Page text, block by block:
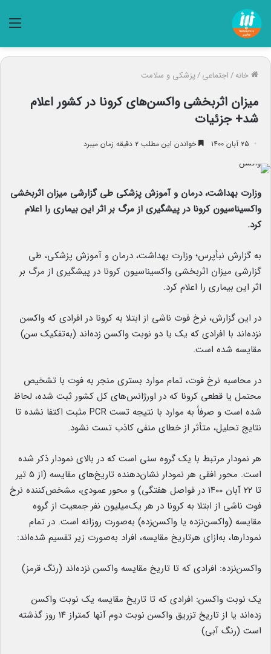
خانه/اجتماعی/پزشکی و سلامت
میزان اثربخشی واکسن‌های کرونا در کشور اعلام
شد+ جزئیات
۲۵ آبان ۱۴۰۰ خواندن این مطلب ۲ دقیقه زمان میبرد
وزارت بهداشت، درمان و آموزش پزشکی طی گزارشی میزان اثربخشی
واکسیناسیون کرونا در پیشگیری از مرگ بر اثر این بیماری را اعلام
کرد.
به گزارش نبأپرس؛ وزارت بهداشت، درمان و آموزش پزشکی، طی
گزارشی میزان اثربخشی واکسیناسیون کرونا در پیشگیری از مرگ بر
اثر این بیماری را اعلام کرد.
در این گزارش، نرخ فوت ناشی از ابتلا به کرونا در افرادی که واکسن
نزده‌اند با افرادی که یک یا دو نوبت واکسن زده‌اند (به‌تفکیک سن)
مقایسه شده است.
در محاسبه نرخ فوت، تمام موارد بستری منجر به فوت با تشخیص
محتمل یا قطعی کرونا که در اورژانس‌های کل کشور ثبت شده، لحاظ
شده است و صرفاً به موارد با نتیجه تست PCR مثبت اکتفا نشده تا
نتایج تحلیل، متأثر از خطای منفی کاذب تست نشود.
هر نمودار مرتبط با یک گروه سنی است که در بالای نمودار ذکر شده
است. محور افقی هر نمودار نشان‌دهنده تاریخ‌های مقایسه (از ۵ تیر
تا ۲۲ آبان ۱۴۰۰ در فواصل هفتگی) و محور عمودی، مشخص‌کننده نرخ
فوت ناشی از ابتلا به کرونا در هر یک‌میلیون نفر جمعیت از گروه
مقایسه (واکسن‌نزده یا واکسن‌زده) به‌صورت روزانه است. در تمام
نمودارها، به‌ازای هرتاریخ مقایسه، افراد به‌صورت زیر تقسیم شده‌اند:
واکسن‌نزده: افرادی که تا تاریخ مقایسه واکسن نزده‌اند (رنگ قرمز)
یک نوبت واکسن: افرادی که تا تاریخ مقایسه یک نوبت واکسن
زده‌اند یا از تاریخ تزریق واکسن نوبت دوم آنها کمتراز ۱۴ روز گذشته
است (رنگ آبی)